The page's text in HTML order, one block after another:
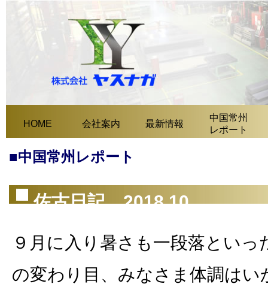
HOME 会社案内 最新情報
中国常州
レポート
■中国常州レポート
佐古日記 2018.10
９月に入り暑さも一段落とい
の変わり目、みなさま体調は